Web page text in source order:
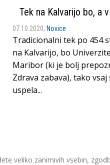
Tek na Kalvarijo bo, a
07.10.2020, Novice
Tradicionalni tek po 454
na Kalvarijo, bo
Maribor (ki je bolj
Zdrava zabava), tako
uspela...
veliko zanimivih vsebin,